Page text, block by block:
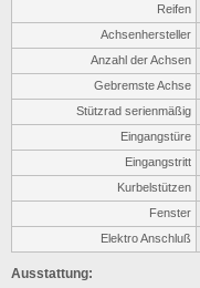
Reifen
Achsenhersteller
Anzahl der Achsen
Gebremste Achse
Stützrad serienmäßig
Eingangstüre
Eingangstritt
Kurbelstützen
Fenster
Elektro Anschluß
Ausstattung: